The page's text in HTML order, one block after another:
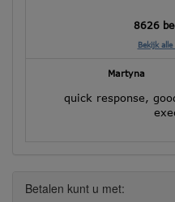
8626
Bekijk
Martyna
quick response,
Betalen kunt u met: